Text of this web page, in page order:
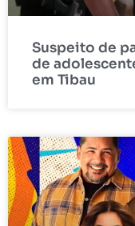
Suspeito de
de
em Tibau